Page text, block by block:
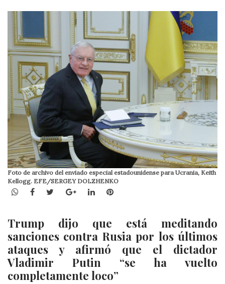
Foto de archivo del enviado especial estadounidense para Ucrania, Keith
Kellogg. EFE/SERGEY DOLZHENKO
WhatsApp
Facebook
TwitterGoogle+LinkedInPinterest
Trump dijo que está meditando
sanciones contra Rusia por los últimos
ataques y afirmó que el dictador
Vladimir Putin “se ha vuelto
completamente loco”